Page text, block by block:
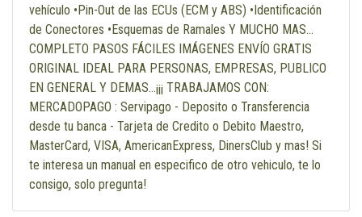
vehículo •Pin-Out de las ECUs (ECM y ABS) •Identificación
de Conectores •Esquemas de Ramales Y MUCHO MAS...
COMPLETO PASOS FÁCILES IMÁGENES ENVÍO GRATIS
ORIGINAL IDEAL PARA PERSONAS, EMPRESAS, PUBLICO
EN GENERAL Y DEMAS...¡¡¡ TRABAJAMOS CON:
MERCADOPAGO : Servipago - Deposito o Transferencia
desde tu banca - Tarjeta de Credito o Debito Maestro,
MasterCard, VISA, AmericanExpress, DinersClub y mas! Si
te interesa un manual en especifico de otro vehiculo, te lo
consigo, solo pregunta!